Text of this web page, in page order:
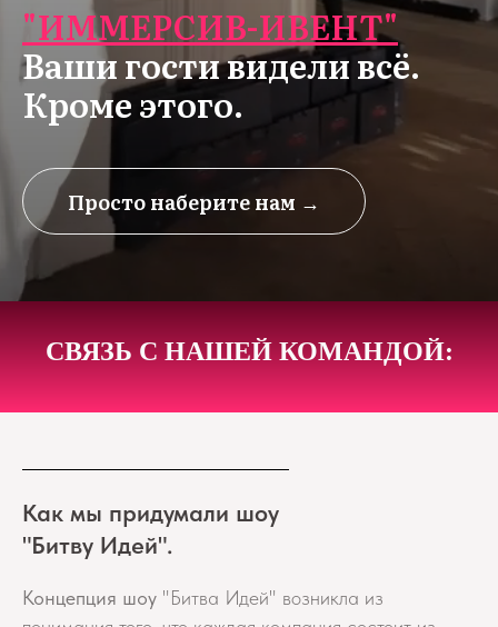
"ИММЕРСИВ-ИВЕНТ"
Ваши гости видели всё.
Кроме этого.
Просто наберите нам →
СВЯЗЬ С НАШЕЙ КОМАНДОЙ:
Как мы придумали шоу
"Битву Идей".
Концепция шоу "Битва Идей" возникла из